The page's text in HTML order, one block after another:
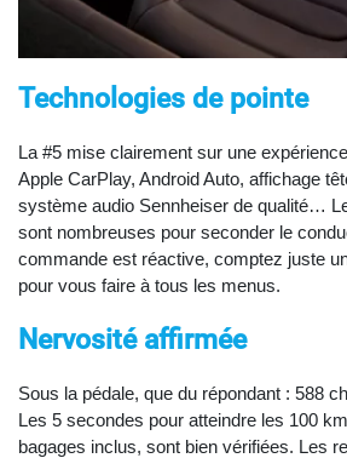
Technologies de pointe
La #5 mise clairement sur une
Apple CarPlay, Android Auto, affichage
système audio Sennheiser de qualité…
sont nombreuses pour seconder le
commande est réactive, comptez juste
pour vous faire à tous les menus.
Nervosité affirmée
Sous la pédale, que du répondant : 588
Les 5 secondes pour atteindre les 100
bagages inclus, sont bien vérifiées. Les